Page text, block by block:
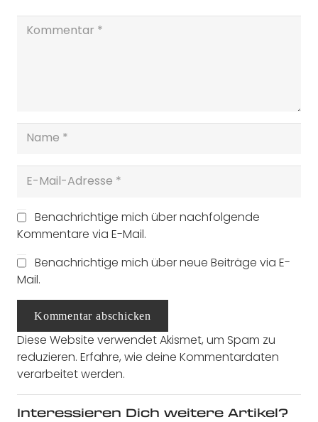
Benachrichtige mich über nachfolgende
Kommentare via E-Mail.
Benachrichtige mich über neue Beiträge via E-
Mail.
Kommentar abschicken
Diese Website verwendet Akismet, um Spam zu
reduzieren. Erfahre, wie deine Kommentardaten
verarbeitet werden.
Interessieren Dich weitere Artikel?